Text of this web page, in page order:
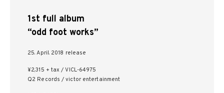
1st full album
“odd foot works”
25. April. 2018 release
¥2,315 + tax / VICL-64975
Q2 Records / victor entertainment